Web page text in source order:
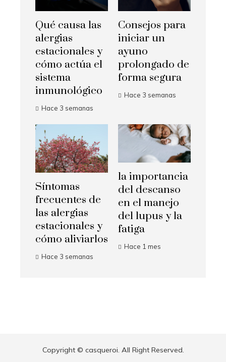
Qué causa las
alergias
estacionales y
cómo actúa el
sistema
inmunológico
Hace 3 semanas
Consejos para
iniciar un
ayuno
prolongado de
forma segura
Hace 3 semanas
Síntomas
frecuentes de
las alergias
estacionales y
cómo aliviarlos
Hace 3 semanas
la importancia
del descanso
en el manejo
del lupus y la
fatiga
Hace 1 mes
Copyright © casqueroi. All Right Reserved.